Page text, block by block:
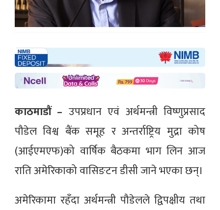
काठमाडौं – उपप्रधान एवं अर्थमन्त्री विष्णुप्रसाद
पौडेल विश्व बैंक समूह र अन्तर्राष्ट्रिय मुद्रा कोष
(आईएमएफ)को वार्षिक बैठकमा भाग लिन आज
राति अमेरिकाको वासिङटन डीसी जाने भएका छन्।
अमेरिकामा रहँदा अर्थमन्त्री पौडेलले द्विपक्षीय तथा